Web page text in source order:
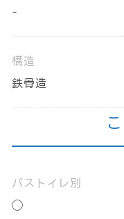
-
構造
鉄骨造
バストイレ別
◯